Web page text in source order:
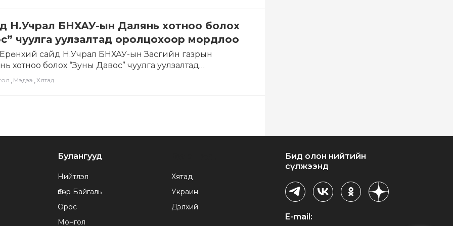
Н.Учрал БНХАУ-ын Далянь хотноо болох
чуулга уулзалтад оролцохоор мордлоо
сайд Н.Учрал БНХАУ-ын Засгийн газрын
хотноо болох “Зуны Давос” чуулга уулзалтад
мордлоо. Энэ жилийн…
, Мэдээ , Хятад
Булангууд
Нийтлэл
Өвөр Байгаль
Орос
Монгол
Хятад
Украин
Дэлхий
Бид олон нийтийн
сүлжээнд
E-mail: